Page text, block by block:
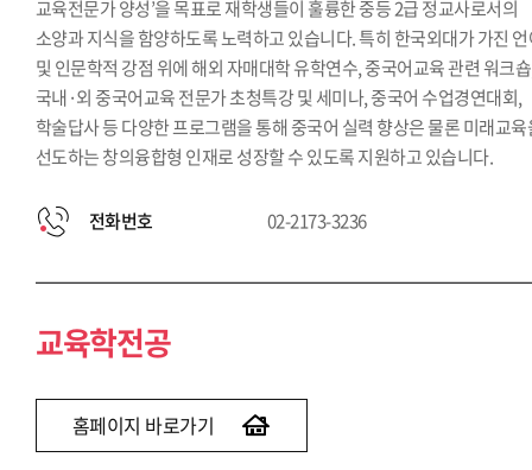
교육전문가 양성’을 목표로 재학생들이 훌륭한 중등 2급 정교사로서의
소양과 지식을 함양하도록 노력하고 있습니다. 특히 한국외대가 가진
및 인문학적 강점 위에 해외 자매대학 유학연수, 중국어교육 관련 워크
국내·외 중국어교육 전문가 초청특강 및 세미나, 중국어 수업경연대회,
학술답사 등 다양한 프로그램을 통해 중국어 실력 향상은 물론 미래교
선도하는 창의융합형 인재로 성장할 수 있도록 지원하고 있습니다.
전화번호 02-2173-3236
교육학전공
홈페이지 바로가기